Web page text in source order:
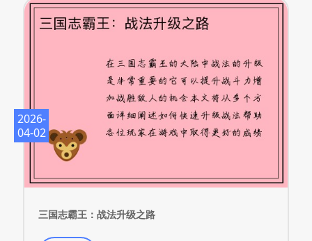
2026-
04-02
三国志霸王：战法升级之路